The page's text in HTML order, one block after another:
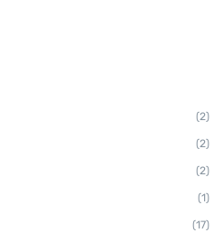
(2)
(2)
(2)
(1)
(17)